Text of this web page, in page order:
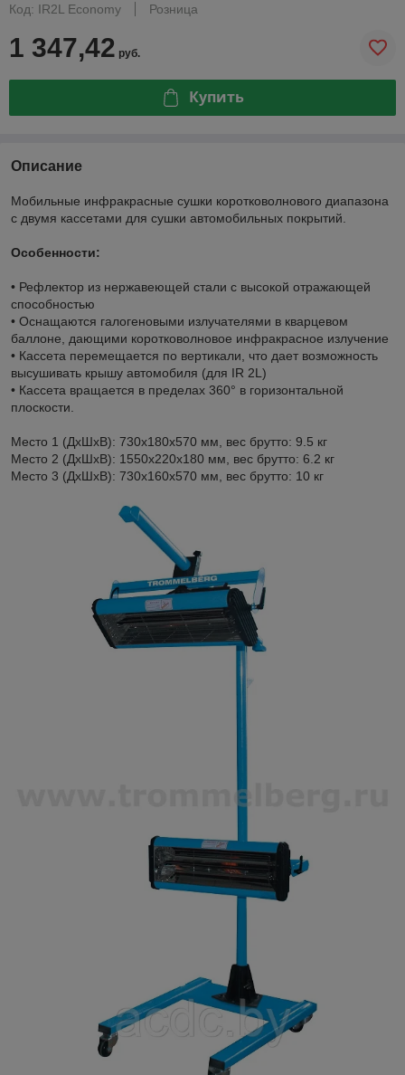
Код: IR2L Economy
Розница
1 347,42 руб.
Купить
Описание
Мобильные инфракрасные сушки коротковолнового диапазона
с двумя кассетами для сушки автомобильных покрытий.
Особенности:
• Рефлектор из нержавеющей стали с высокой отражающей
способностью
• Оснащаются галогеновыми излучателями в кварцевом
баллоне, дающими коротковолновое инфракрасное излучение
• Кассета перемещается по вертикали, что дает возможность
высушивать крышу автомобиля (для IR 2L)
• Кассета вращается в пределах 360° в горизонтальной
плоскости.
Место 1 (ДхШхВ): 730х180х570 мм, вес брутто: 9.5 кг
Место 2 (ДхШхВ): 1550х220х180 мм, вес брутто: 6.2 кг
Место 3 (ДхШхВ): 730х160х570 мм, вес брутто: 10 кг